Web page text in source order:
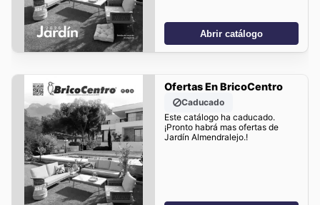
Abrir catálogo
Ofertas En BricoCentro
Caducado
Este catálogo ha caducado.
¡Pronto habrá mas ofertas de
Jardín Almendralejo.!